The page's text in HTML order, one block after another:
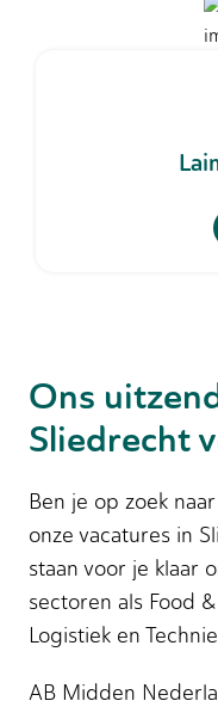
Ons
Sliedrecht
Ben je op zoek
onze vacatures in
staan voor je klaar
sectoren als Food
Logistiek en
AB Midden